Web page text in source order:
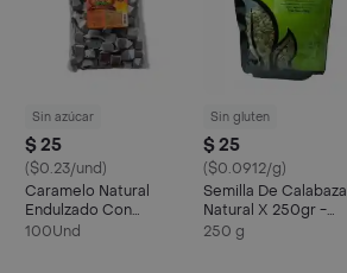
Sin azúcar
$ 25
($0.23/und)
Caramelo Natural
Endulzado Con
Estevia X 100 Und-
100Und
Sin gluten
$ 25
($0.0912/g)
Semilla De Calabaza
Natural X 250gr -
Natural Foods
250 g